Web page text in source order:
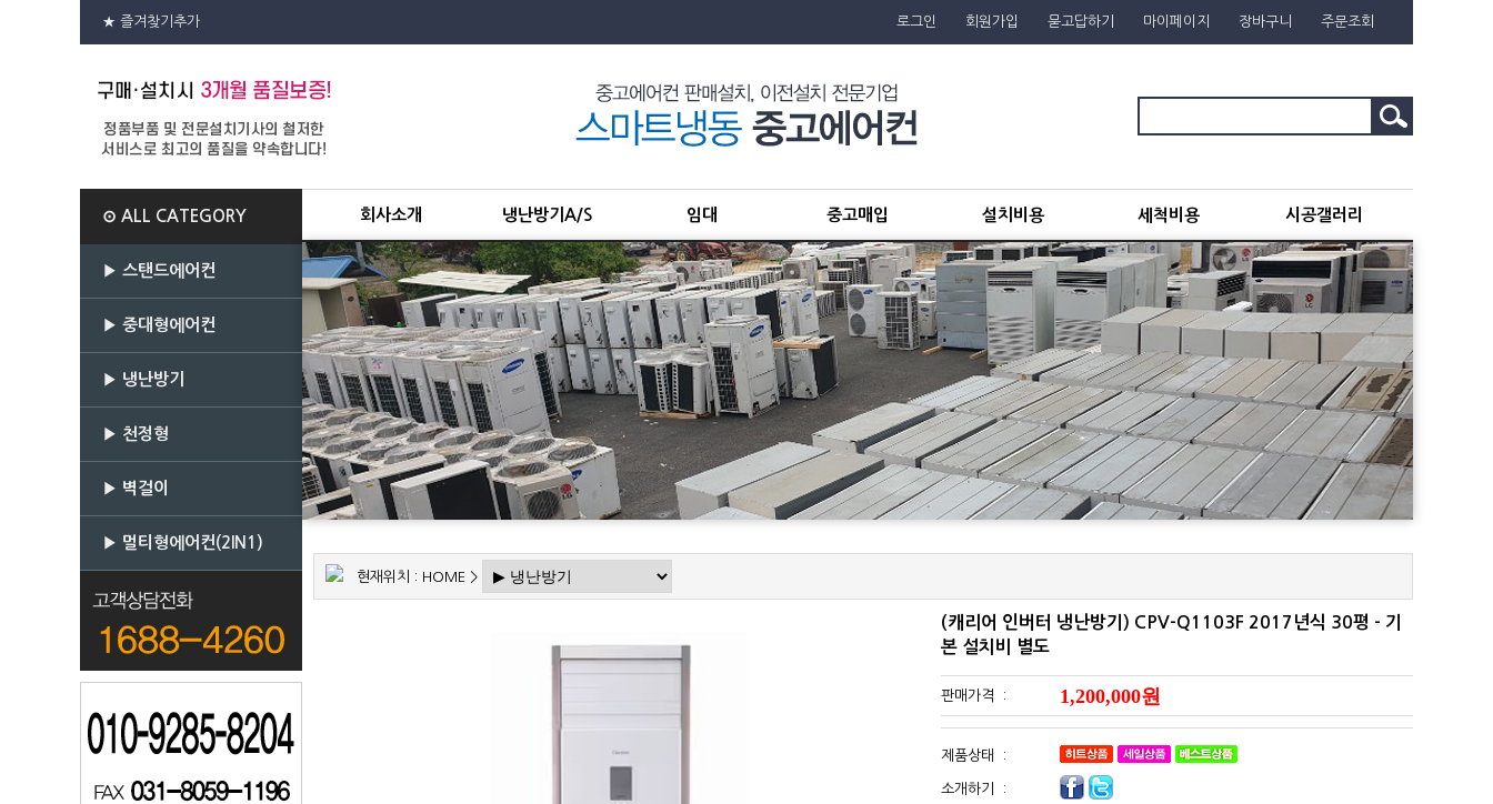
★ 즐겨찾기추가 로그인 회원가입 묻고답하기 마이페이지 장바구니 주문조회
⊙ ALL CATEGORY
▶ 스탠드에어컨
▶ 중대형에어컨
▶ 냉난방기
▶ 천정형
▶ 벽걸이
▶ 멀티형에어컨(2IN1)
회사소개 냉난방기A/S 임대 중고매입 설치비용 세척비용 시공갤러리
현재위치 : HOME >
본 설치비 별도
판매가격 : 1,200,000원
제품상태 :
소개하기 :